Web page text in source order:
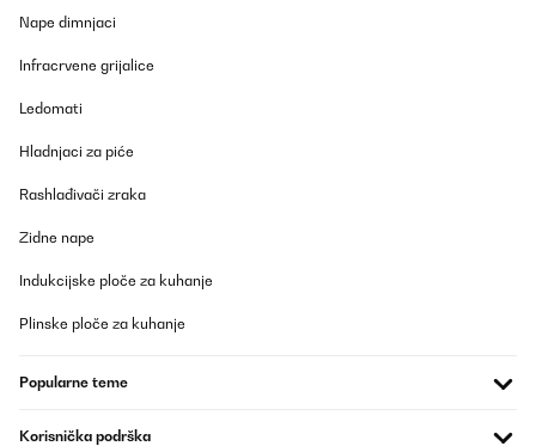
Nape dimnjaci
Infracrvene grijalice
Ledomati
Hladnjaci za piće
Rashlađivači zraka
Zidne nape
Indukcijske ploče za kuhanje
Plinske ploče za kuhanje
Popularne teme
Korisnička podrška